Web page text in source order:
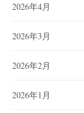
2026年4月
2026年3月
2026年2月
2026年1月